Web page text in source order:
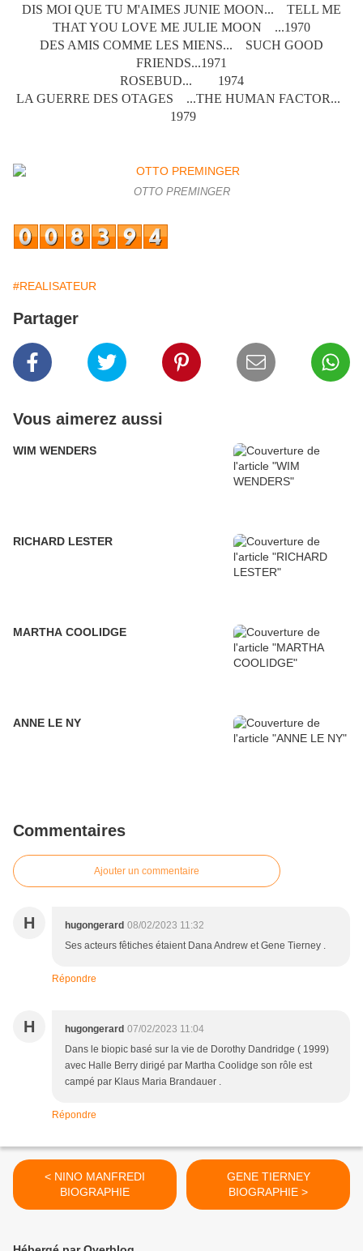
DIS MOI QUE TU M'AIMES JUNIE MOON... TELL ME
THAT YOU LOVE ME JULIE MOON ...1970
DES AMIS COMME LES MIENS... SUCH GOOD
FRIENDS...1971
ROSEBUD... 1974
LA GUERRE DES OTAGES ...THE HUMAN FACTOR...
1979
OTTO PREMINGER
#REALISATEUR
Partager
Vous aimerez aussi
WIM WENDERS
RICHARD LESTER
MARTHA COOLIDGE
ANNE LE NY
Commentaires
Ajouter un commentaire
H hugongerard 08/02/2023 11:32
Ses acteurs fêtiches étaient Dana Andrew et Gene Tierney .
Répondre
H hugongerard 07/02/2023 11:04
Dans le biopic basé sur la vie de Dorothy Dandridge ( 1999)
avec Halle Berry dirigé par Martha Coolidge son rôle est
campé par Klaus Maria Brandauer .
Répondre
< NINO MANFREDI
BIOGRAPHIE
GENE TIERNEY
BIOGRAPHIE >